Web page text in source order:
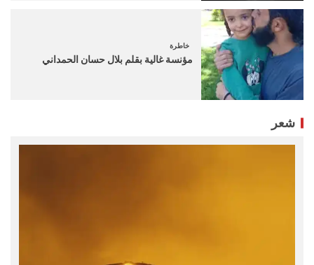
خاطرة
مؤنسة غالية بقلم بلال حسان الحمداني
شعر